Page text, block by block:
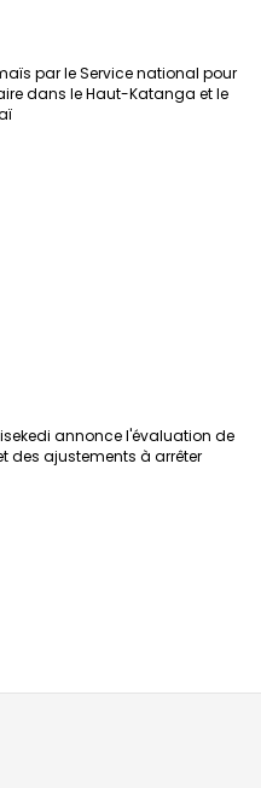
par le Service national pour
dans le Haut-Katanga et le
annonce l'évaluation de
des ajustements à arrêter